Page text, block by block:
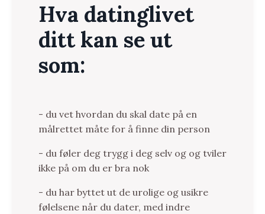
Hva datinglivet
ditt kan se ut
som:
- du vet hvordan du skal date på en
målrettet måte for å finne din person
- du føler deg trygg i deg selv og og tviler
ikke på om du er bra nok
- du har byttet ut de urolige og usikre
følelsene når du dater, med indre